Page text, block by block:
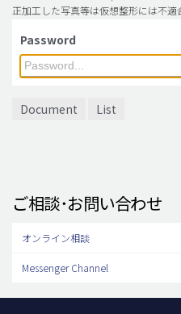
正加工した写真等は仮想整形には不適
Password
Document List
ご相談･お問い合わせ
オンライン相談
Messenger Channel